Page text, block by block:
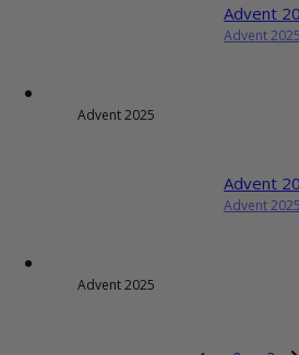
Advent 2025
Advent
Advent 2025
Advent 2025
Advent
Advent 2025